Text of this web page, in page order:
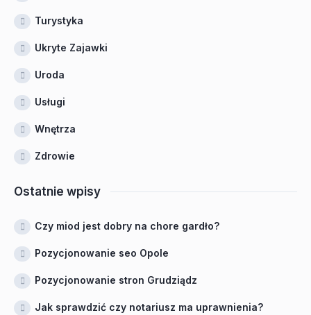
Turystyka
Ukryte Zajawki
Uroda
Usługi
Wnętrza
Zdrowie
Ostatnie wpisy
Czy miod jest dobry na chore gardło?
Pozycjonowanie seo Opole
Pozycjonowanie stron Grudziądz
Jak sprawdzić czy notariusz ma uprawnienia?